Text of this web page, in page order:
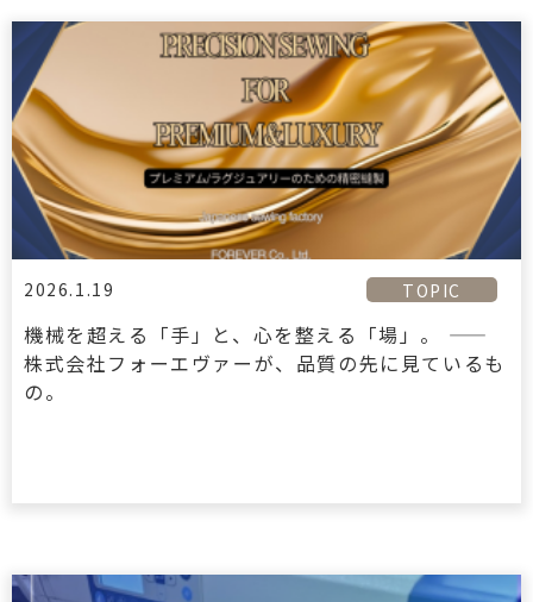
2026.1.19 TOPIC
機械を超える「手」と、心を整える「場」。 ——
株式会社フォーエヴァーが、品質の先に見ているも
の。